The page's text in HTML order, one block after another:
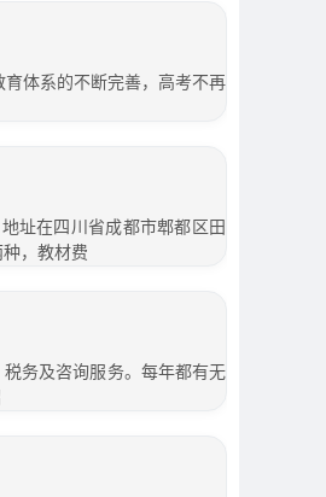
体系的不断完善，高考不再
址在四川省成都市郫都区田
，教材费
务及咨询服务。每年都有无